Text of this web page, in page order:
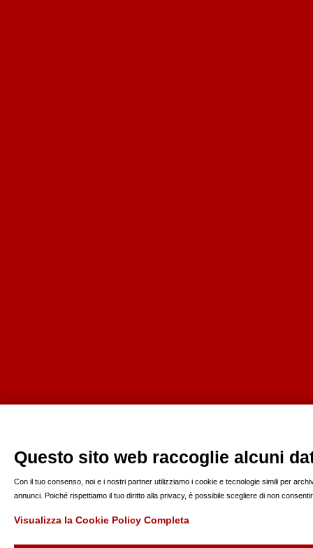
Questo sito web raccoglie alcuni
Con il tuo consenso, noi e i nostri partner utilizziamo i cookie e tecnologie simili per
annunci. Poiché rispettiamo il tuo diritto alla privacy, è possibile scegliere di non
Visualizza la Cookie Policy Completa